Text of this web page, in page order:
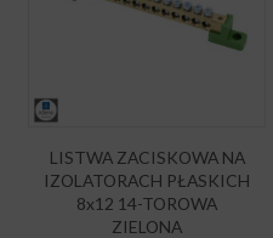
LISTWA ZACISKOWA NA
IZOLATORACH PŁASKICH
8x12 14-TOROWA
ZIELONA